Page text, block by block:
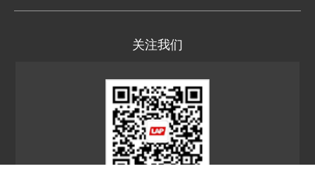
关注我们